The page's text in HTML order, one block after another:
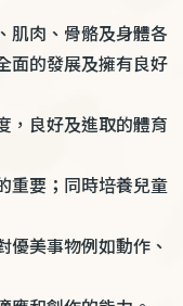
肌肉、骨骼及身體各
面的發展及擁有良好
，良好及進取的體育
重要；同時培養兒童
優美事物例如動作、